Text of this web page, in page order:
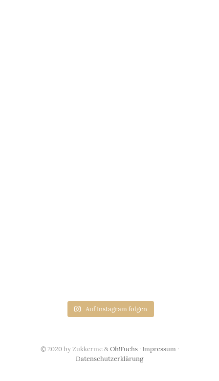
Auf Instagram folgen
© 2020 by Zukkerme &Oh!Fuchs· Impressum ·
Datenschutzerklärung